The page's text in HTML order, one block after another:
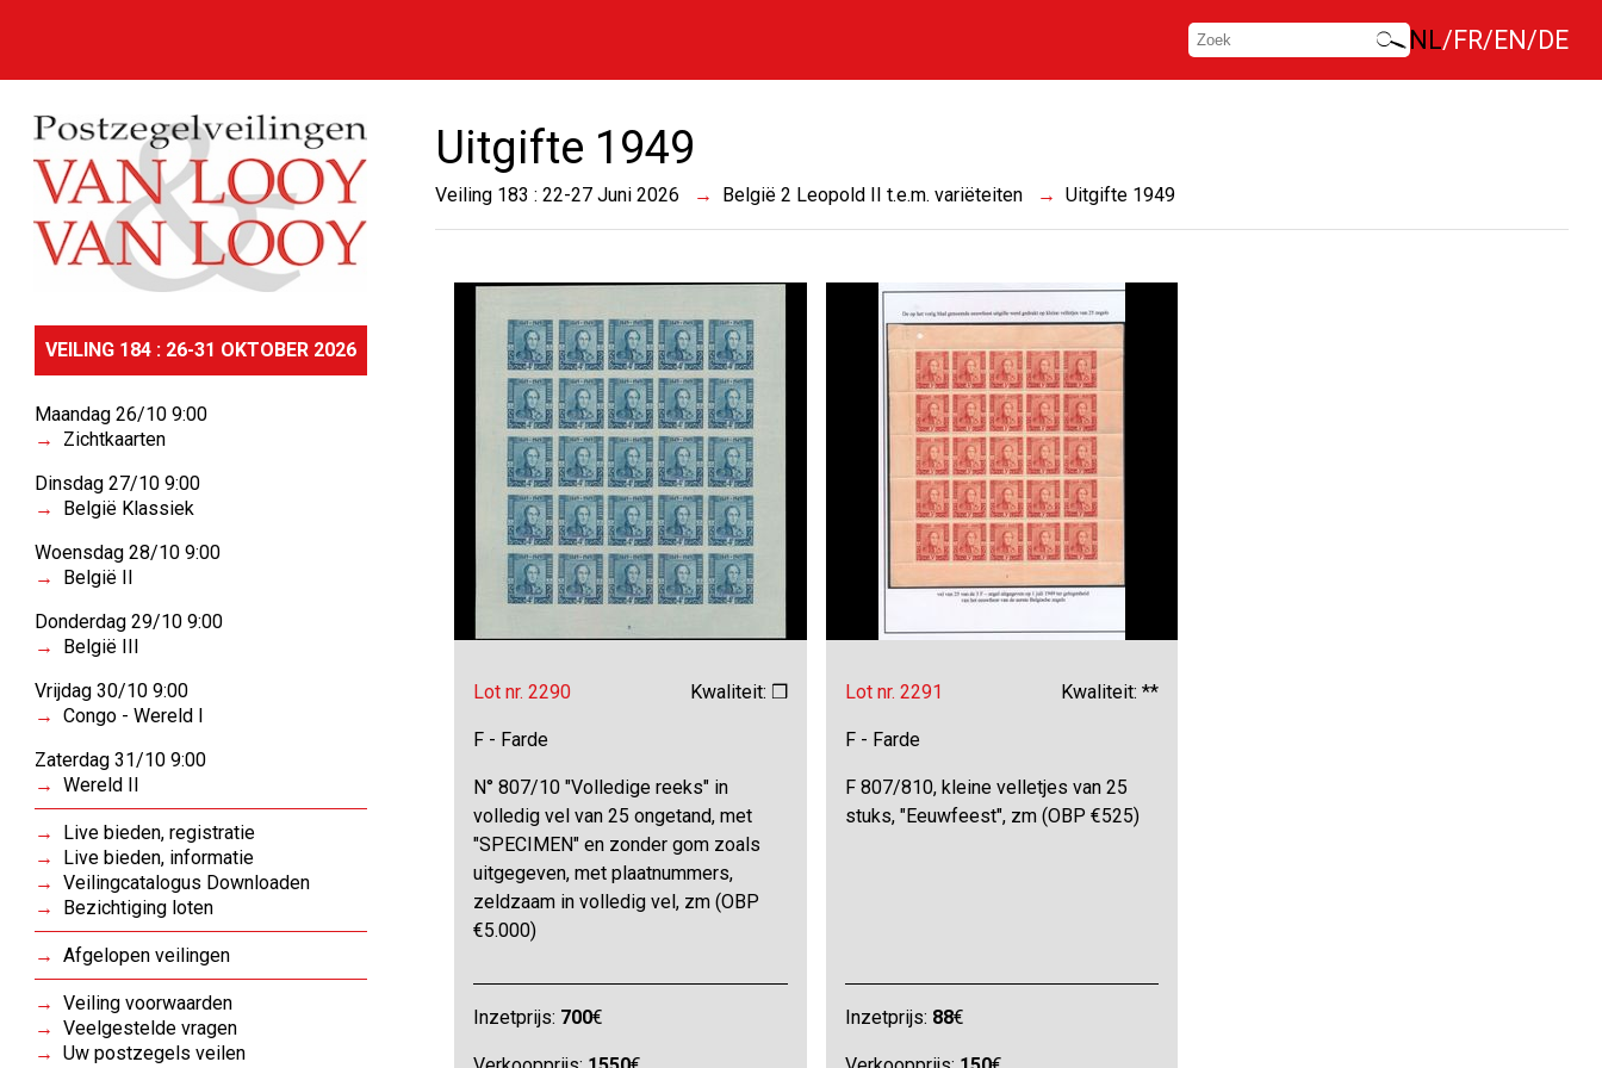
NL FR EN DE
VEILING 184 : 26-31 OKTOBER 2026
Maandag 26/10 9:00
Zichtkaarten
Dinsdag 27/10 9:00
België Klassiek
Woensdag 28/10 9:00
België II
Donderdag 29/10 9:00
België III
Vrijdag 30/10 9:00
Congo - Wereld I
Zaterdag 31/10 9:00
Wereld II
Live bieden, registratie
Live bieden, informatie
Veilingcatalogus Downloaden
Bezichtiging loten
Afgelopen veilingen
Veiling voorwaarden
Veelgestelde vragen
Uw postzegels veilen
Uitgifte 1949
Veiling 183 : 22-27 Juni 2026 België 2 Leopold II t.e.m. variëteiten Uitgifte 1949
Lot nr. 2290 Kwaliteit: ❒
F - Farde
N° 807/10 "Volledige reeks" in
volledig vel van 25 ongetand, met
"SPECIMEN" en zonder gom zoals
uitgegeven, met plaatnummers,
zeldzaam in volledig vel, zm (OBP
€5.000)
Inzetprijs: 700€
Lot nr. 2291 Kwaliteit: **
F - Farde
F 807/810, kleine velletjes van 25
stuks, "Eeuwfeest", zm (OBP €525)
Inzetprijs: 88€